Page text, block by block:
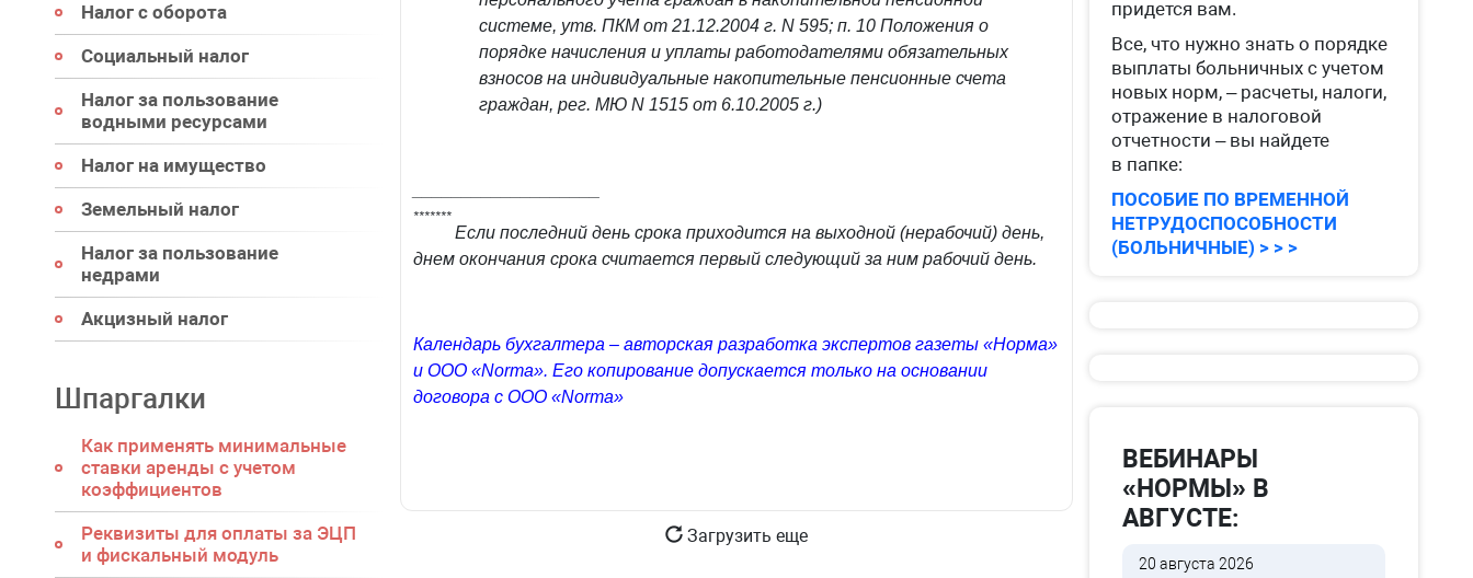
Налог с оборота
Социальный налог
Налог за пользование
водными ресурсами
Налог на имущество
Земельный налог
Налог за пользование
недрами
Акцизный налог
Шпаргалки
Как применять минимальные
ставки аренды с учетом
коэффициентов
Реквизиты для оплаты за ЭЦП
и фискальный модуль
системе, утв. ПКМ от 21.12.2004 г. N 595; п. 10 Положения о
порядке начисления и уплаты работодателями обязательных
взносов на индивидуальные накопительные пенсионные счета
граждан, рег. МЮ N 1515 от 6.10.2005 г.)
*******
Если последний день срока приходится на выходной (нерабочий) день,
днем окончания срока считается первый следующий за ним рабочий день.
Календарь бухгалтера – авторская разработка экспертов газеты «Норма»
и ООО «Norma». Его копирование допускается только на основании
договора с ООО «Norma»
Загрузить еще
придется вам.
Все, что нужно знать о порядке
выплаты больничных с учетом
новых норм, – расчеты, налоги,
отражение в налоговой
отчетности – вы найдете
в папке:
ПОСОБИЕ ПО ВРЕМЕННОЙ
НЕТРУДОСПОСОБНОСТИ
(БОЛЬНИЧНЫЕ) > > >
ВЕБИНАРЫ
«НОРМЫ» В
АВГУСТЕ:
20 августа 2026